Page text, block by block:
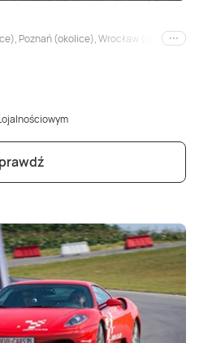
Poznań (okolice), Wrocław (okolice),
i inne